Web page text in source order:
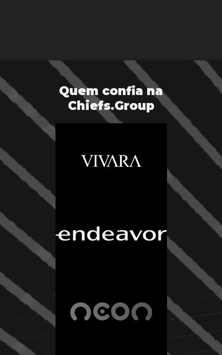
Quem confia na
Chiefs.Group